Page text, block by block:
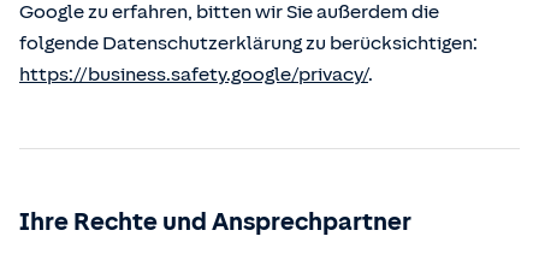
Google zu erfahren, bitten wir Sie außerdem die
folgende Datenschutzerklärung zu berücksichtigen:
https://business.safety.google/privacy/.
Ihre Rechte und Ansprechpartner